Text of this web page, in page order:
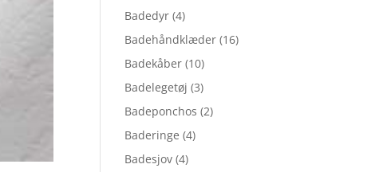
Badedyr (4)
Badehåndklæder (16)
Badekåber (10)
Badelegetøj (3)
Badeponchos (2)
Baderinge (4)
Badesjov (4)